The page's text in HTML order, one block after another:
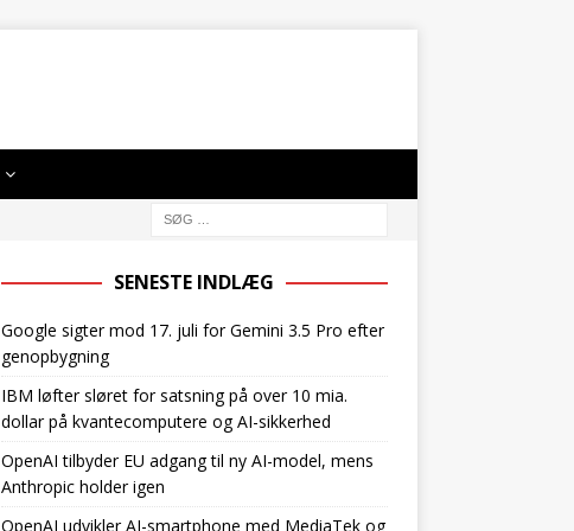
SENESTE INDLÆG
Google sigter mod 17. juli for Gemini 3.5 Pro efter
genopbygning
IBM løfter sløret for satsning på over 10 mia.
dollar på kvantecomputere og AI-sikkerhed
OpenAI tilbyder EU adgang til ny AI-model, mens
Anthropic holder igen
OpenAI udvikler AI-smartphone med MediaTek og